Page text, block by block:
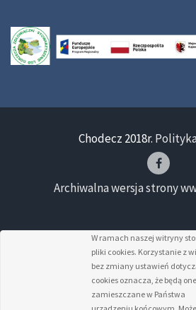
Chodecz 2018r.
Archiwalna wersja strony
W ramach naszej witryny
pliki cookies. Korzystanie z
bez zmiany ustawień
cookies oznacza, że będą one
zamieszczane w Państwa